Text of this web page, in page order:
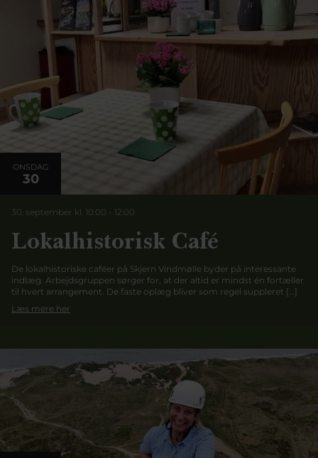
ONSDAG
30
30. september kl. 10:00 - 12:00
Lokalhistorisk Café
De lokalhistoriske caféer på Skjern Vindmølle byder på interessante
indlæg. Arbejdsgruppen sørger for, at der altid er mindst én fortæller
til hvert arrangement. De faste oplæg bliver som regel suppleret […]
Læs mere her